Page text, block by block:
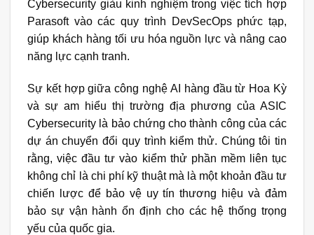
Cybersecurity giàu kinh nghiệm trong việc tích hợp
Parasoft vào các quy trình DevSecOps phức tạp,
giúp khách hàng tối ưu hóa nguồn lực và nâng cao
năng lực cạnh tranh.
Sự kết hợp giữa công nghệ AI hàng đầu từ Hoa Kỳ
và sự am hiểu thị trường địa phương của ASIC
Cybersecurity là bảo chứng cho thành công của các
dự án chuyển đổi quy trình kiểm thử. Chúng tôi tin
rằng, việc đầu tư vào kiểm thử phần mềm liên tục
không chỉ là chi phí kỹ thuật mà là một khoản đầu tư
chiến lược để bảo vệ uy tín thương hiệu và đảm
bảo sự vận hành ổn định cho các hệ thống trọng
yếu của quốc gia.